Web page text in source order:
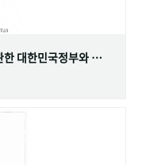
가족계획 분야에 있어서의 기술협력에 관한 대한민국정부와 스웨덴 정부간의 협정